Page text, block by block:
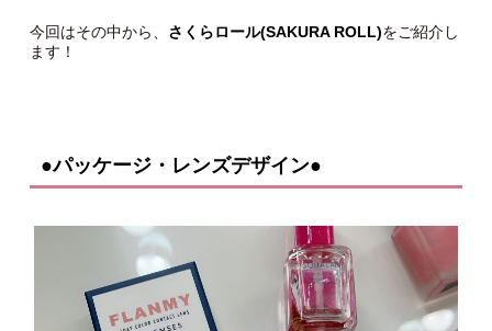
今回はその中から、 さくらロール(SAKURA ROLL)をご紹介し
ます！
●パッケージ・レンズデザイン●